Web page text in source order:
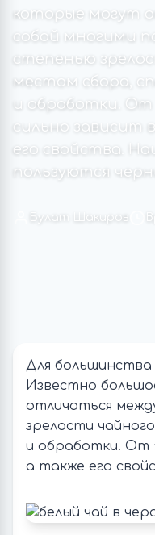
которые могут
собой многими
степенью
местом сбора,
и обработки.
сильно зависит
его свойства.
пользуются
Булат Шакиров
Для
Известно
отличаться
зрелости
и обработки. От
а также его